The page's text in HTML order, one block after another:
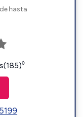
hasta
◊